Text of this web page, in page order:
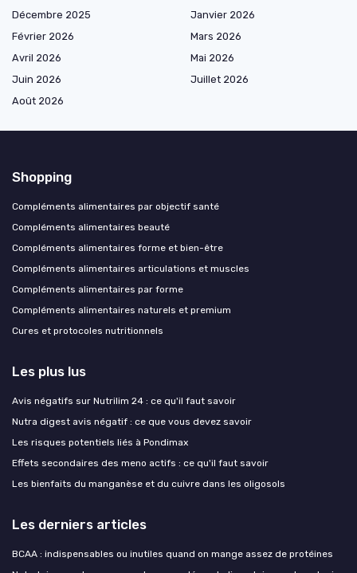
Décembre 2025
Janvier 2026
Février 2026
Mars 2026
Avril 2026
Mai 2026
Juin 2026
Juillet 2026
Août 2026
Shopping
Compléments alimentaires par objectif santé
Compléments alimentaires beauté
Compléments alimentaires forme et bien-être
Compléments alimentaires articulations et muscles
Compléments alimentaires par forme
Compléments alimentaires naturels et premium
Cures et protocoles nutritionnels
Les plus lus
Avis négatifs sur Nutrilim 24 : ce qu'il faut savoir
Nutra digest avis négatif : ce que vous devez savoir
Les risques potentiels liés à Pondimax
Effets secondaires des meno actifs : ce qu'il faut savoir
Les bienfaits du manganèse et du cuivre dans les oligosols
Les derniers articles
BCAA : indispensables ou inutiles quand on mange assez de protéines